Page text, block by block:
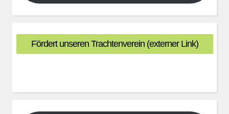
Fördert unseren Trachtenverein (externer Link)